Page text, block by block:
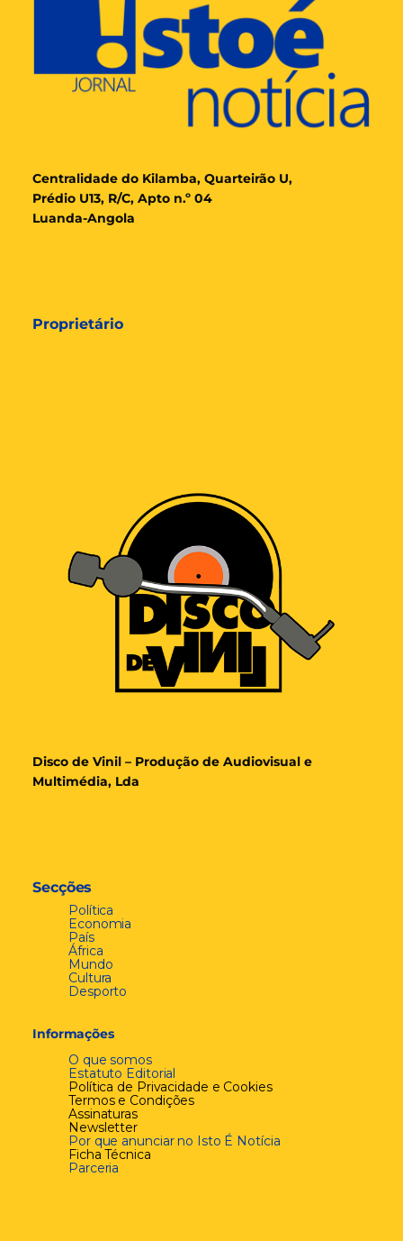
Centralidade do Kilamba, Quarteirão U,
Prédio U13, R/C, Apto n.º 04
Luanda-Angola
Proprietário
Disco de Vinil – Produção de Audiovisual e
Multimédia, Lda
Secções
Política
Economia
País
África
Mundo
Cultura
Desporto
Informações
O que somos
Estatuto Editorial
Política de Privacidade e Cookies
Termos e Condições
Assinaturas
Newsletter
Por que anunciar no Isto É Notícia
Ficha Técnica
Parceria